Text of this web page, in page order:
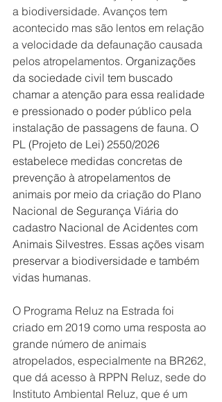
a biodiversidade. Avanços tem
acontecido mas são lentos em relação
a velocidade da defaunação causada
pelos atropelamentos. Organizações
da sociedade civil tem buscado
chamar a atenção para essa realidade
e pressionado o poder público pela
instalação de passagens de fauna. O
PL (Projeto de Lei) 2550/2026
estabelece medidas concretas de
prevenção à atropelamentos de
animais por meio da criação do Plano
Nacional de Segurança Viária do
cadastro Nacional de Acidentes com
Animais Silvestres. Essas ações visam
preservar a biodiversidade e também
vidas humanas.
O Programa Reluz na Estrada foi
criado em 2019 como uma resposta ao
grande número de animais
atropelados, especialmente na BR262,
que dá acesso à RPPN Reluz, sede do
Instituto Ambiental Reluz, que é um